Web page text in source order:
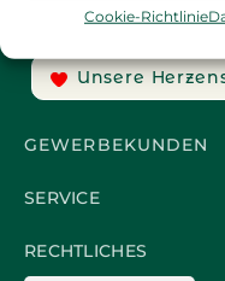
Cookie-Richtlinie
Unsere
GEWERBEKUNDEN
SERVICE
RECHTLICHES